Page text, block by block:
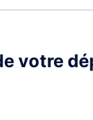
votre